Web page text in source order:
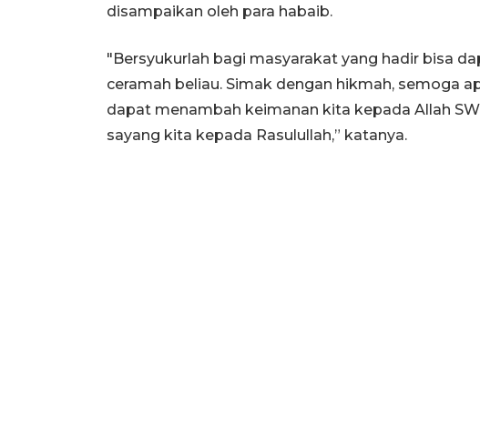
disampaikan oleh para habaib.
"Bersyukurlah bagi masyarakat yang hadir bisa
ceramah beliau. Simak dengan hikmah, semoga
dapat menambah keimanan kita kepada Allah
sayang kita kepada Rasulullah,” katanya.